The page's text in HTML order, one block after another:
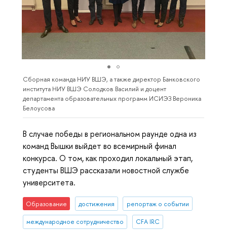
Сборная команда НИУ ВШЭ, а также директор Банковского
института НИУ ВШЭ Солодков Василий и доцент
департамента образовательных программ ИСИЭЗ Вероника
Белоусова
В случае победы в региональном раунде одна из
команд Вышки выйдет во всемирный финал
конкурса. О том, как проходил локальный этап,
студенты ВШЭ рассказали новостной службе
университета.
Образование достижения репортаж о событии
международное сотрудничество CFA IRC